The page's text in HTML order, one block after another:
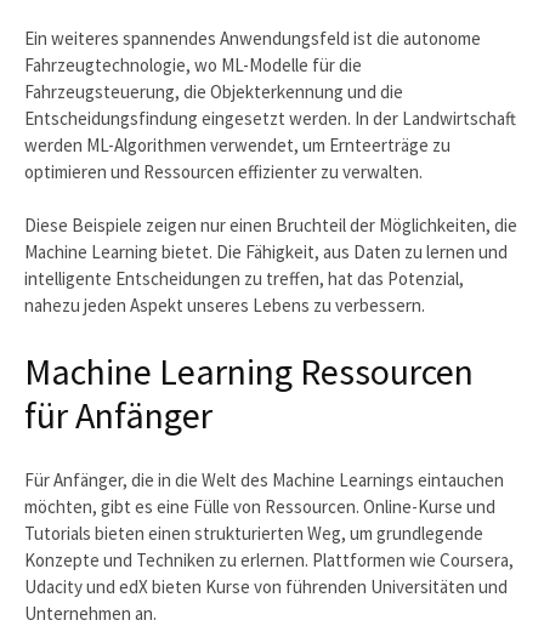
Ein weiteres spannendes Anwendungsfeld ist die autonome
Fahrzeugtechnologie, wo ML-Modelle für die
Fahrzeugsteuerung, die Objekterkennung und die
Entscheidungsfindung eingesetzt werden. In der Landwirtschaft
werden ML-Algorithmen verwendet, um Ernteerträge zu
optimieren und Ressourcen effizienter zu verwalten.
Diese Beispiele zeigen nur einen Bruchteil der Möglichkeiten, die
Machine Learning bietet. Die Fähigkeit, aus Daten zu lernen und
intelligente Entscheidungen zu treffen, hat das Potenzial,
nahezu jeden Aspekt unseres Lebens zu verbessern.
Machine Learning Ressourcen
für Anfänger
Für Anfänger, die in die Welt des Machine Learnings eintauchen
möchten, gibt es eine Fülle von Ressourcen. Online-Kurse und
Tutorials bieten einen strukturierten Weg, um grundlegende
Konzepte und Techniken zu erlernen. Plattformen wie Coursera,
Udacity und edX bieten Kurse von führenden Universitäten und
Unternehmen an.